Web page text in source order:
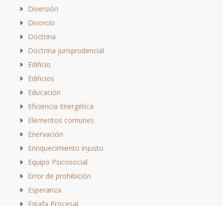
Diversión
Divorcio
Doctrina
Doctrina jurisprudencial
Edificio
Edificios
Educación
Eficiencia Energética
Elementos comunes
Enervación
Enriquecimiento injusto
Equipo Psicosocial
Error de prohibición
Esperanza
Estafa Procesal